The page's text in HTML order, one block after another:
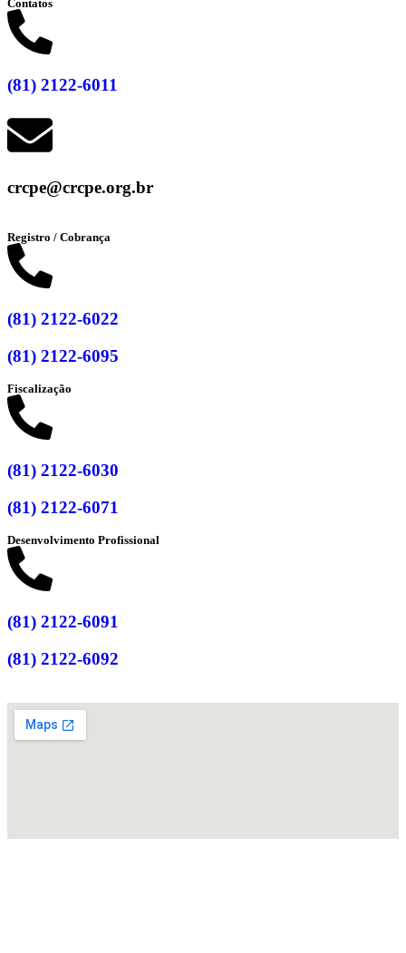
Contatos
(81) 2122-6011
crcpe@crcpe.org.br
Registro / Cobrança
(81) 2122-6022
(81) 2122-6095
Fiscalização
(81) 2122-6030
(81) 2122-6071
Desenvolvimento Profissional
(81) 2122-6091
(81) 2122-6092